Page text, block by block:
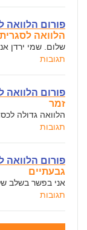
פורום הלוואה
הלוואה
שלום. שמי ירדן
תגובות
פורום הלוואה
זמר
הלוואה גדולה
תגובות
פורום הלוואה
גבעתיים
אני בפשר בשלב של הסדר.זקוק
תגובות